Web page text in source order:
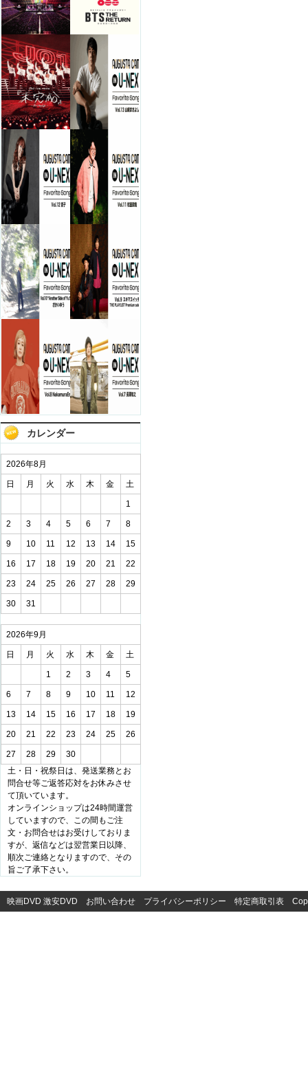
カレンダー
2026年8月
日 月 火 水 木 金 土
1
2 3 4 5 6 7 8
9 10 11 12 13 14 15
16 17 18 19 20 21 22
23 24 25 26 27 28 29
30 31
2026年9月
日 月 火 水 木 金 土
1 2 3 4 5
6 7 8 9 10 11 12
13 14 15 16 17 18 19
20 21 22 23 24 25 26
27 28 29
30
土・日・祝祭日は、発送業務とお
問合せ等ご返答応対をお休みさせ
て頂いています。
オンラインショップは24時間運営
していますので、この間もご注
文・お問合せはお受けしておりま
すが、返信などは翌営業日以降、
順次ご連絡となりますので、その
旨ご了承下さい。
映画DVD 激安DVD お問い合わせ プライバシーポリシー 特定商取引表